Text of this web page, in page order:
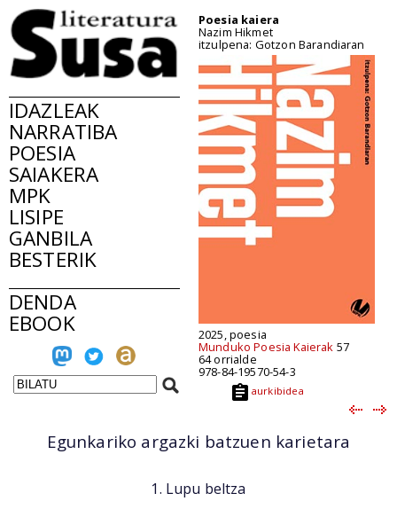
IDAZLEAK
NARRATIBA
POESIA
SAIAKERA
MPK
LISIPE
GANBILA
BESTERIK
DENDA
EBOOK
Poesia kaiera
Nazim Hikmet
itzulpena: Gotzon Barandiaran
2025, poesia
Munduko Poesia Kaierak 57
64 orrialde
978-84-19570-54-3
aurkibidea
Egunkariko argazki batzuen karietara
1. Lupu beltza